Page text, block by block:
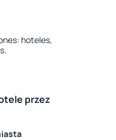
hoteles,
przez